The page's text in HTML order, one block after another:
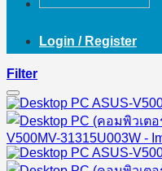
Login / Register
Filter